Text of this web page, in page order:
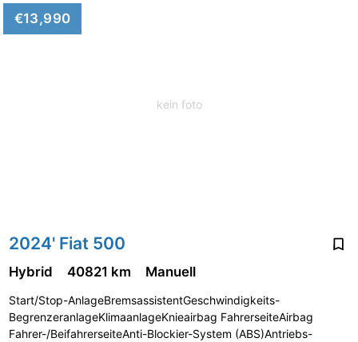
kein foto
€13,990
2024' Fiat 500
Hybrid 40821 km Manuell
Start/Stop-AnlageBremsassistentGeschwindigkeits-
BegrenzeranlageKlimaanlageKnieairbag FahrerseiteAirbag
Fahrer-/BeifahrerseiteAnti-Blockier-System (ABS)Antriebs-